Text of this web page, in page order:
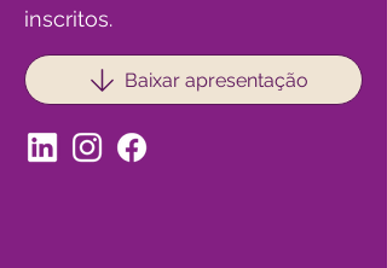
inscritos.
Baixar apresentação